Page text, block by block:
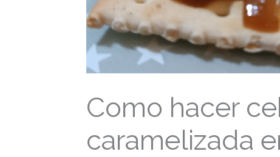
Como hacer
caramelizada